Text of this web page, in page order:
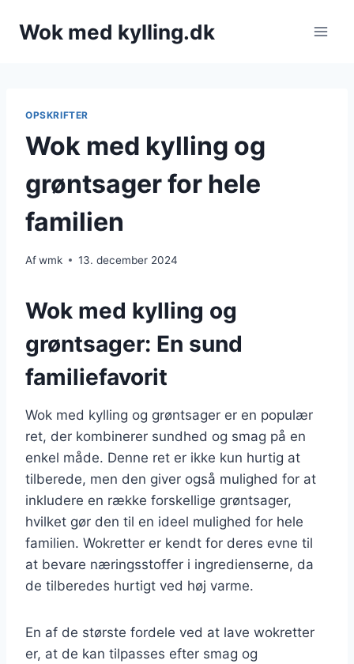
Wok med kylling.dk
OPSKRIFTER
Wok med kylling og
grøntsager for hele
familien
Afwmk 13. december 2024
Wok med kylling og
grøntsager: En sund
familiefavorit
Wok med kylling og grøntsager er en populær
ret, der kombinerer sundhed og smag på en
enkel måde. Denne ret er ikke kun hurtig at
tilberede, men den giver også mulighed for at
inkludere en række forskellige grøntsager,
hvilket gør den til en ideel mulighed for hele
familien. Wokretter er kendt for deres evne til
at bevare næringsstoffer i ingredienserne, da
de tilberedes hurtigt ved høj varme.
En af de største fordele ved at lave wokretter
er, at de kan tilpasses efter smag og